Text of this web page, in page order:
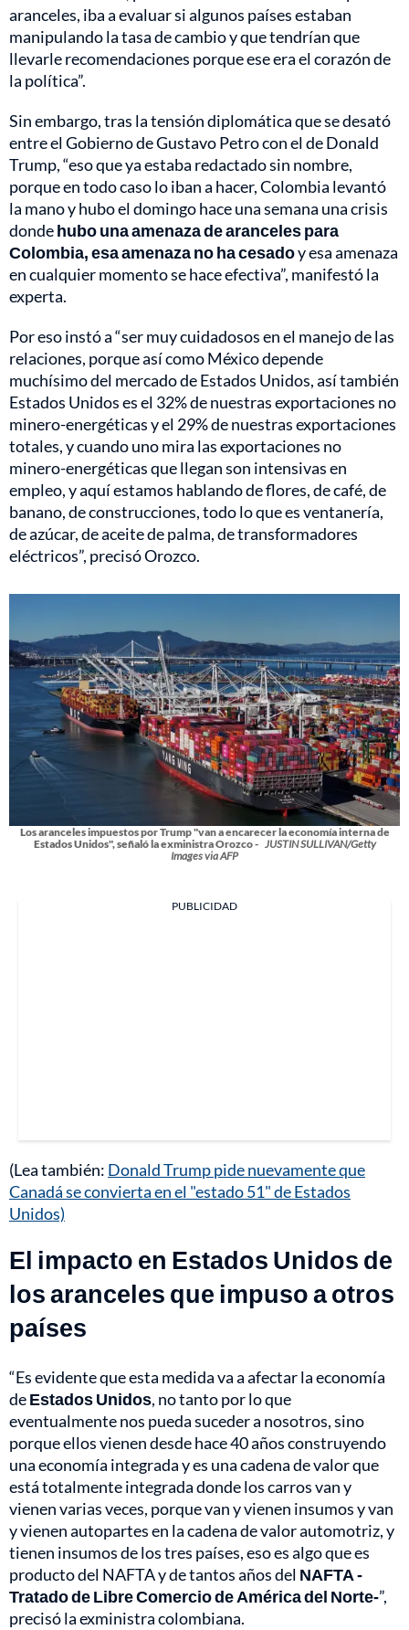
aranceles, iba a evaluar si algunos países estaban
manipulando la tasa de cambio y que tendrían que
llevarle recomendaciones porque ese era el corazón de
la política”.
Sin embargo, tras la tensión diplomática que se desató
entre el Gobierno de Gustavo Petro con el de Donald
Trump, “eso que ya estaba redactado sin nombre,
porque en todo caso lo iban a hacer, Colombia levantó
la mano y hubo el domingo hace una semana una crisis
dondehubo una amenaza de aranceles para
Colombia, esa amenaza no ha cesadoy esa amenaza
en cualquier momento se hace efectiva”, manifestó la
experta.
Por eso instó a “ser muy cuidadosos en el manejo de las
relaciones, porque así como México depende
muchísimo del mercado de Estados Unidos, así también
Estados Unidos es el 32% de nuestras exportaciones no
minero-energéticas y el 29% de nuestras exportaciones
totales, y cuando uno mira las exportaciones no
minero-energéticas que llegan son intensivas en
empleo, y aquí estamos hablando de flores, de café, de
banano, de construcciones, todo lo que es ventanería,
de azúcar, de aceite de palma, de transformadores
eléctricos”, precisó Orozco.
Los aranceles impuestos por Trump "van a encarecer la economía interna de
Estados Unidos", señaló la exministra Orozco - JUSTIN SULLIVAN/Getty
Images via AFP
PUBLICIDAD
(Lea también: Donald Trump pide nuevamente que
Canadá se convierta en el "estado 51" de Estados
Unidos)
El impacto en Estados Unidos de
los aranceles que impuso a otros
países
“Es evidente que esta medida va a afectar la economía
deEstados Unidos, no tanto por lo que
eventualmente nos pueda suceder a nosotros, sino
porque ellos vienen desde hace 40 años construyendo
una economía integrada y es una cadena de valor que
está totalmente integrada donde los carros van y
vienen varias veces, porque van y vienen insumos y van
y vienen autopartes en la cadena de valor automotriz, y
tienen insumos de los tres países, eso es algo que es
producto del NAFTA y de tantos años del NAFTA -
Tratado de Libre Comercio de América del Norte-”,
precisó la exministra colombiana.